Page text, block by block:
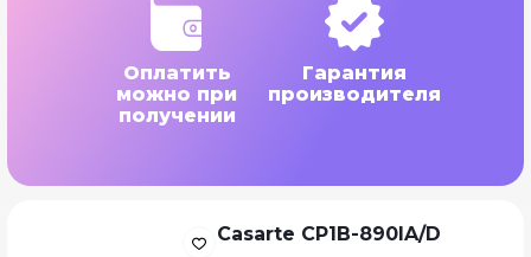
Оплатить
можно при
получении
Гарантия
производителя
Casarte CP1B-890IA/D